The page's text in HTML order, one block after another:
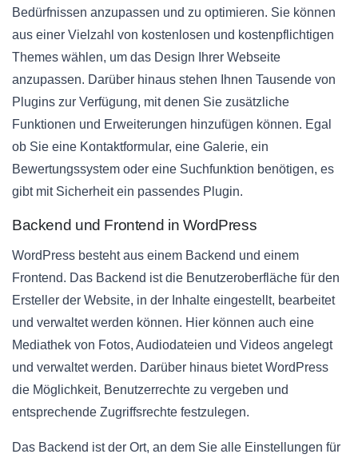
Bedürfnissen anzupassen und zu optimieren. Sie können
aus einer Vielzahl von kostenlosen und kostenpflichtigen
Themes wählen, um das Design Ihrer Webseite
anzupassen. Darüber hinaus stehen Ihnen Tausende von
Plugins zur Verfügung, mit denen Sie zusätzliche
Funktionen und Erweiterungen hinzufügen können. Egal
ob Sie eine Kontaktformular, eine Galerie, ein
Bewertungssystem oder eine Suchfunktion benötigen, es
gibt mit Sicherheit ein passendes Plugin.
Backend und Frontend in WordPress
WordPress besteht aus einem Backend und einem
Frontend. Das Backend ist die Benutzeroberfläche für den
Ersteller der Website, in der Inhalte eingestellt, bearbeitet
und verwaltet werden können. Hier können auch eine
Mediathek von Fotos, Audiodateien und Videos angelegt
und verwaltet werden. Darüber hinaus bietet WordPress
die Möglichkeit, Benutzerrechte zu vergeben und
entsprechende Zugriffsrechte festzulegen.
Das Backend ist der Ort, an dem Sie alle Einstellungen für